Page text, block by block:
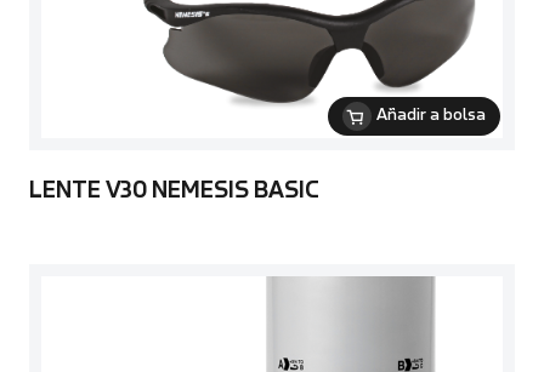
Añadir a bolsa
LENTE V30 NEMESIS BASIC